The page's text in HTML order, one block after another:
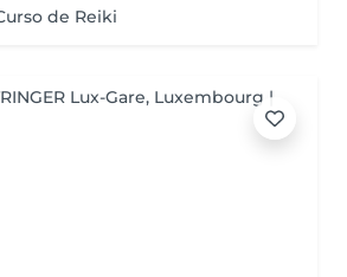
de Reiki